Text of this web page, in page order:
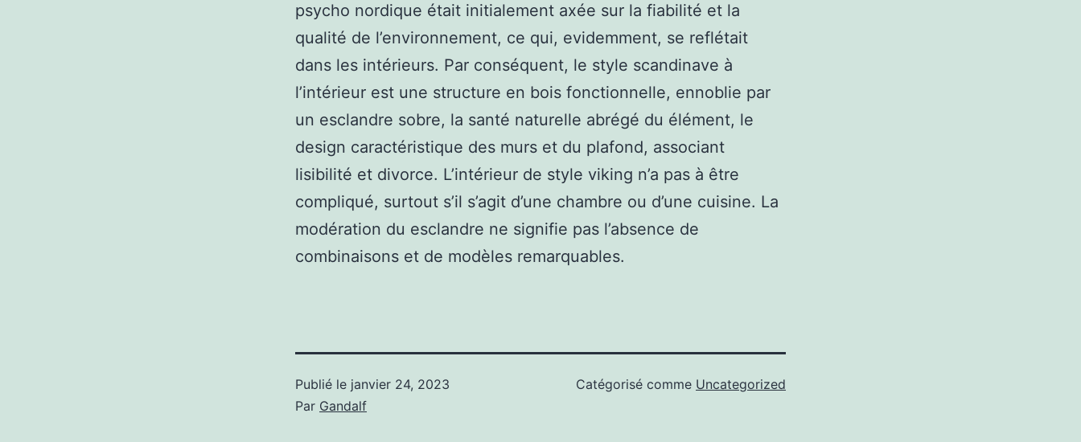
psycho nordique était initialement axée sur la fiabilité et la
qualité de l’environnement, ce qui, evidemment, se reflétait
dans les intérieurs. Par conséquent, le style scandinave à
l’intérieur est une structure en bois fonctionnelle, ennoblie par
un esclandre sobre, la santé naturelle abrégé du élément, le
design caractéristique des murs et du plafond, associant
lisibilité et divorce. L’intérieur de style viking n’a pas à être
compliqué, surtout s’il s’agit d’une chambre ou d’une cuisine. La
modération du esclandre ne signifie pas l’absence de
combinaisons et de modèles remarquables.
Publié le janvier 24, 2023
Par Gandalf
Catégorisé comme Uncategorized